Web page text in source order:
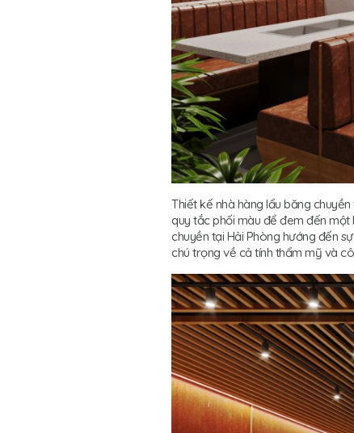
Thiết kế nhà hàng lẩu băng
quy tắc phối màu để đem đến một
chuyền tại Hải Phòng hướng đến
chú trọng về cả tính thẩm mỹ và